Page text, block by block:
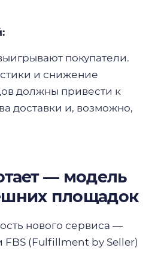
покупатели.
и снижение
должны привести к
доставки и, возможно,
— модель
площадок
нового сервиса —
(Fulfillment by Seller)